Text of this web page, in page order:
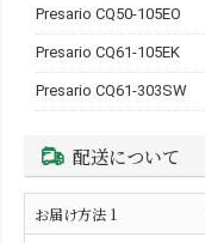
Presario CQ50-105EO
Presario CQ61-105EK
Presario CQ61-303SW
配送について